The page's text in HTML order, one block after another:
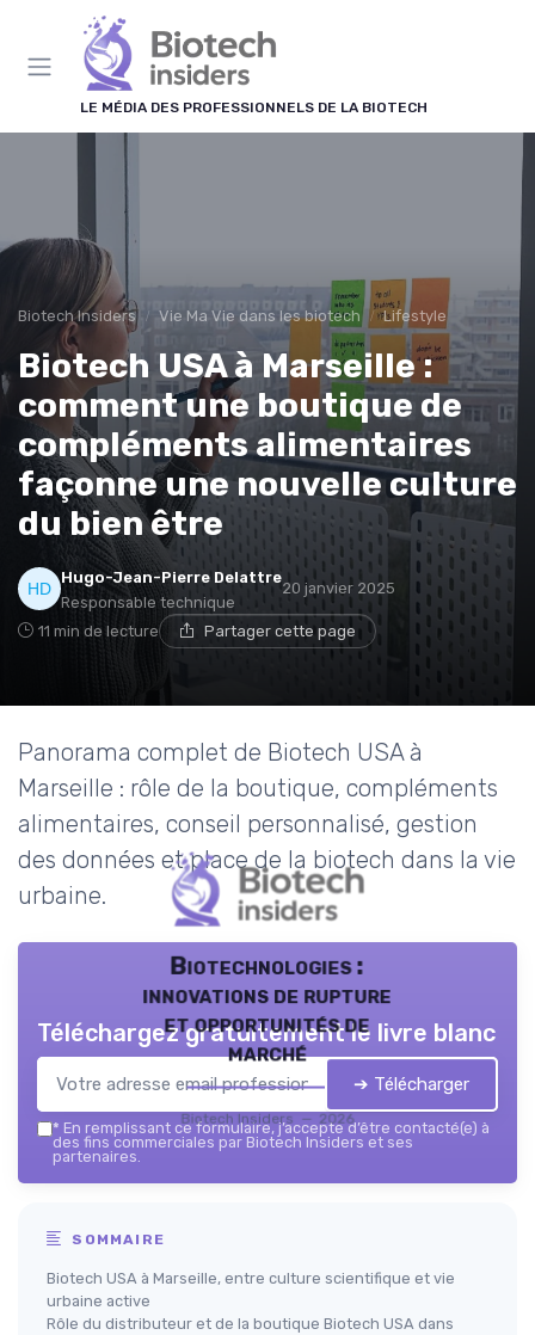
LE MÉDIA DES PROFESSIONNELS DE LA BIOTECH
Biotech Insiders Vie Ma Vie dans les biotech Lifestyle
Biotech USA à Marseille :
comment une boutique de
compléments alimentaires
façonne une nouvelle culture
du bien être
Hugo-Jean-Pierre Delattre
Responsable technique
20 janvier 2025
11 min de lecture Partager cette page
Panorama complet de Biotech USA à
Marseille : rôle de la boutique, compléments
alimentaires, conseil personnalisé, gestion
des données et place de la biotech dans la vie
urbaine.
Biotechnologies :
innovations de rupture
et opportunités de
marché
Biotech Insiders — 2026
Téléchargez gratuitement le livre blanc
➔ Télécharger
* En remplissant ce formulaire, j’accepte d’être contacté(e) à
des fins commerciales par Biotech Insiders et ses
partenaires.
SOMMAIRE
Biotech USA à Marseille, entre culture scientifique et vie
urbaine active
Rôle du distributeur et de la boutique Biotech USA dans
Panneau de gestion des cookies